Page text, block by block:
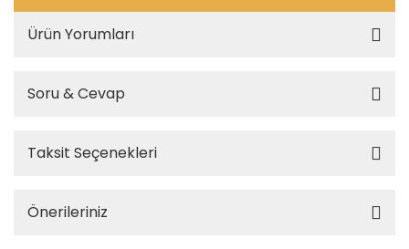
Ürün Yorumları
Soru & Cevap
Taksit Seçenekleri
Önerileriniz